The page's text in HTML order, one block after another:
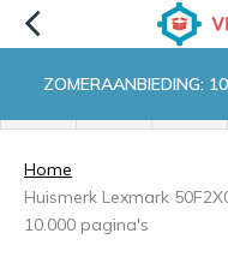
ZOMERAANBIEDING:
Home
Huismerk Lexmark
10.000 pagina's